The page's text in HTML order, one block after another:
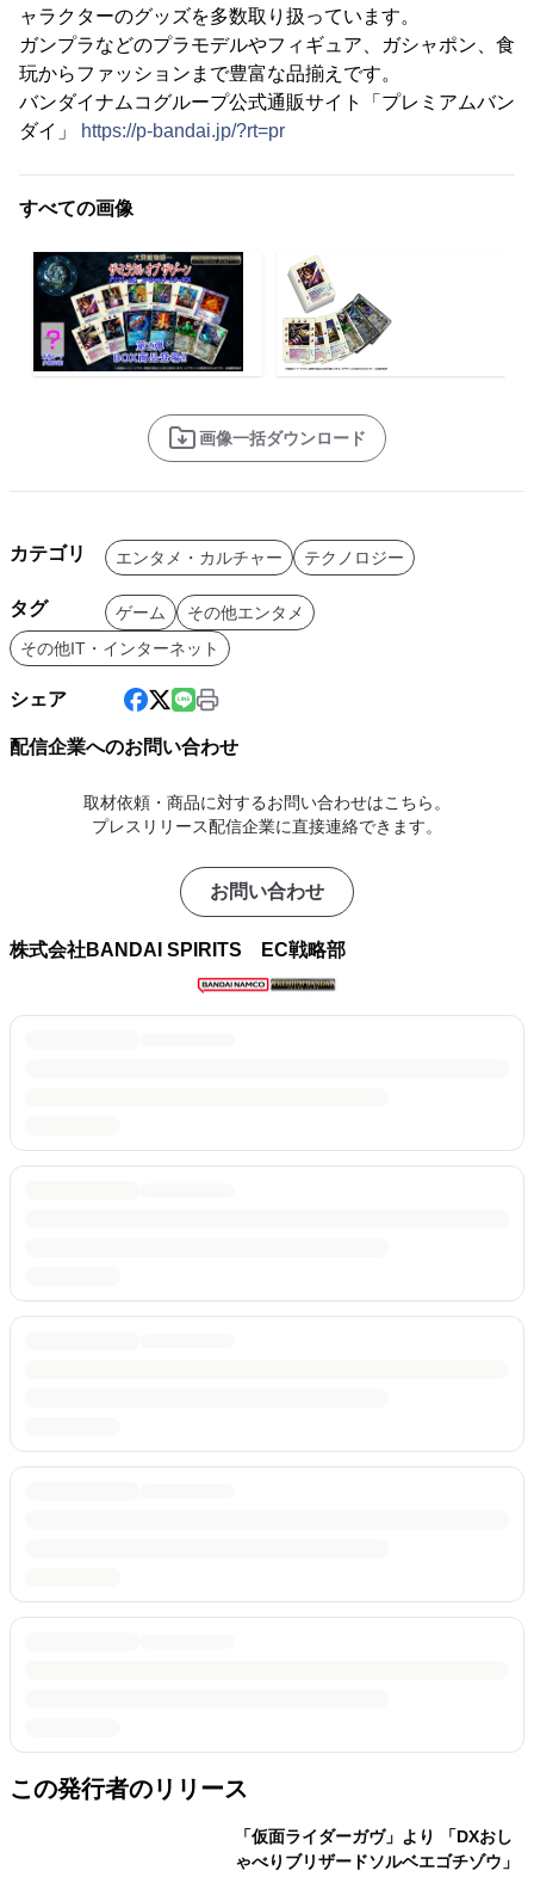
ャラクターのグッズを多数取り扱っています。
ガンプラなどのプラモデルやフィギュア、ガシャポン、食
玩からファッションまで豊富な品揃えです。
バンダイナムコグループ公式通販サイト「プレミアムバン
ダイ」
https://p-bandai.jp/?rt=pr
すべての画像
画像一括ダウンロード
カテゴリ エンタメ・カルチャー テクノロジー
タグ ゲーム
その他エンタメ
その他IT・インターネット
シェア
配信企業へのお問い合わせ
取材依頼・商品に対するお問い合わせはこちら。
プレスリリース配信企業に直接連絡できます。
お問い合わせ
株式会社BANDAI SPIRITS EC戦略部
この発行者のリリース
「仮面ライダーガヴ」より 「DXおし
ゃべりブリザードソルベエゴチゾウ」